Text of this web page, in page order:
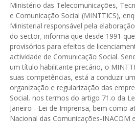
Ministério das Telecomunicações,
e Comunicação Social (MINTTICS),
Ministerial responsável pela
do sector, informa que desde 1991
provisórios para efeitos de
actividade de Comunicação Social.
um título habilitante precário, o
suas competências, está a conduzir
organização e regularização das
Social, nos termos do artigo 71.o da
Janeiro - Lei de Imprensa, bem como
Nacional das Comunicações-INACOM